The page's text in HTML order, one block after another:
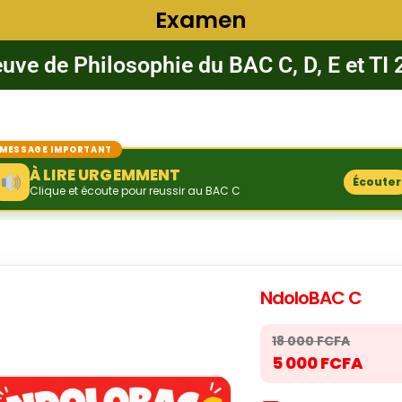
Examen
de Philosophie du BAC C, D, E et TI
MESSAGE IMPORTANT
À LIRE URGEMMENT
Clique et écoute pour reussir au BAC C
Écouter
NdoloBAC C
18 000 FCFA
5 000 FCFA